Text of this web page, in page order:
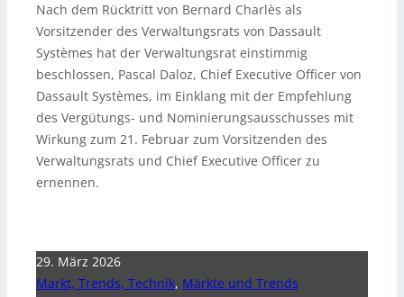
Nach dem Rücktritt von Bernard Charlès als
Vorsitzender des Verwaltungsrats von Dassault
Systèmes hat der Verwaltungsrat einstimmig
beschlossen, Pascal Daloz, Chief Executive Officer von
Dassault Systèmes, im Einklang mit der Empfehlung
des Vergütungs- und Nominierungsausschusses mit
Wirkung zum 21. Februar zum Vorsitzenden des
Verwaltungsrats und Chief Executive Officer zu
ernennen.
29. März 2026
Markt, Trends, Technik, Märkte und Trends